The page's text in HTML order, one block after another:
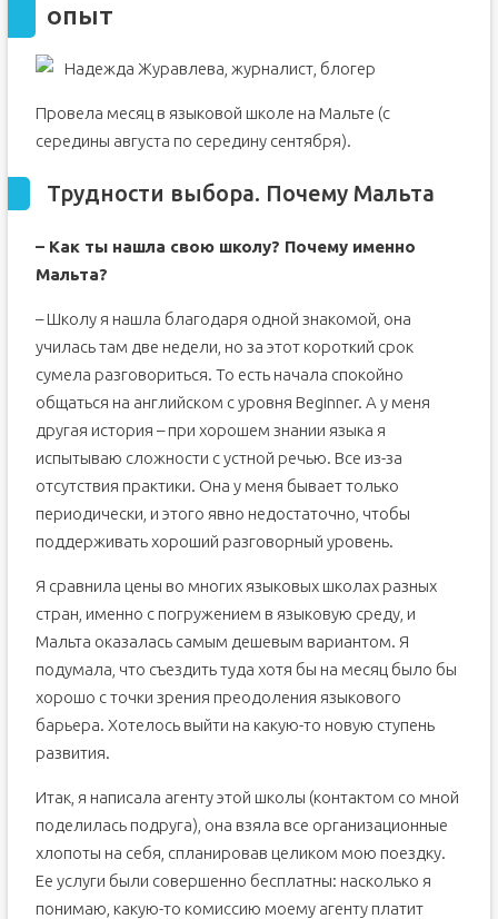
Чему еще можно научиться на Мальте
Яхтенный спорт
опыт
Надежда Журавлева, журналист, блогер
Провела месяц в языковой школе на Мальте (с
середины августа по середину сентября).
Трудности выбора. Почему Мальта
– Как ты нашла свою школу? Почему именно
Мальта?
– Школу я нашла благодаря одной знакомой, она
училась там две недели, но за этот короткий срок
сумела разговориться. То есть начала спокойно
общаться на английском с уровня Beginner. А у меня
другая история – при хорошем знании языка я
испытываю сложности с устной речью. Все из-за
отсутствия практики. Она у меня бывает только
периодически, и этого явно недостаточно, чтобы
поддерживать хороший разговорный уровень.
Я сравнила цены во многих языковых школах разных
стран, именно с погружением в языковую среду, и
Мальта оказалась самым дешевым вариантом. Я
подумала, что съездить туда хотя бы на месяц было бы
хорошо с точки зрения преодоления языкового
барьера. Хотелось выйти на какую-то новую ступень
развития.
Итак, я написала агенту этой школы (контактом со мной
поделилась подруга), она взяла все организационные
хлопоты на себя, спланировав целиком мою поездку.
Ее услуги были совершенно бесплатны: насколько я
понимаю, какую-то комиссию моему агенту платит